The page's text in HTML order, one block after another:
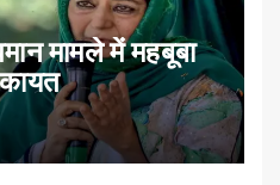
मामले में महबूबा